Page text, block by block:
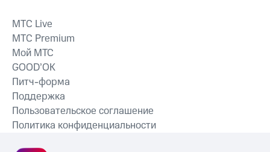
MTС Live
MTС Premium
Мой МТС
GOOD’OK
Питч-форма
Поддержка
Пользовательское соглашение
Политика конфиденциальности